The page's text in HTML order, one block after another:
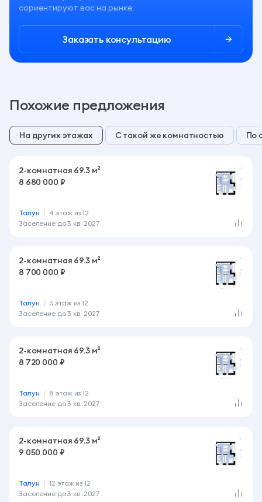
сориентируют вас на рынке.
Заказать консультацию
Похожие предложения
На других этажах С такой же комнатностью По
2-комнатная 69.3 м²
8 680 000 ₽
Заселение до3 кв. 2027
Талун 4 этаж из 12
2-комнатная 69.3 м²
8 700 000 ₽
Заселение до3 кв. 2027
Талун 6 этаж из 12
2-комнатная 69.3 м²
8 720 000 ₽
Заселение до3 кв. 2027
Талун 8 этаж из 12
2-комнатная 69.3 м²
9 050 000 ₽
Заселение до3 кв. 2027
Талун 12 этаж из 12